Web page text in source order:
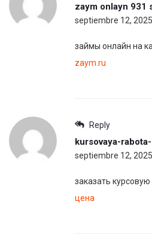
zaym onlayn 931
septiembre 12,
займы онлайн на
zaym.ru
Reply
kursovaya-
septiembre 12,
заказать
цена